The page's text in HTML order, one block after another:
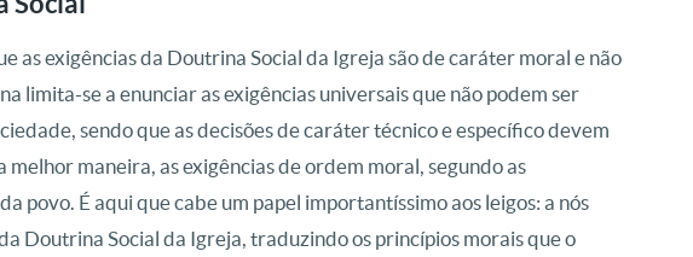
as exigências da Doutrina Social da Igreja são de caráter moral e não
limita-se a enunciar as exigências universais que não podem ser
sendo que as decisões de caráter técnico e específico devem
maneira, as exigências de ordem moral, segundo as
povo. É aqui que cabe um papel importantíssimo aos leigos: a nós
Doutrina Social da Igreja, traduzindo os princípios morais que o